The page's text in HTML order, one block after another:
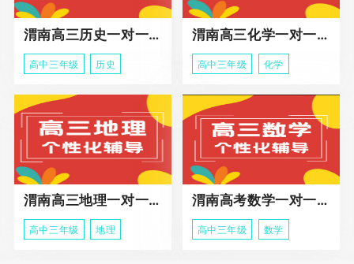
渭南高三历史一对一冲刺课程
高中三年级 历史
渭南高三化学一对一个性化辅导课程
高中三年级 化学
渭南高三地理一对一同步辅导课程
高中三年级 地理
渭南高考数学一对一个性化辅导课程
高中三年级 数学